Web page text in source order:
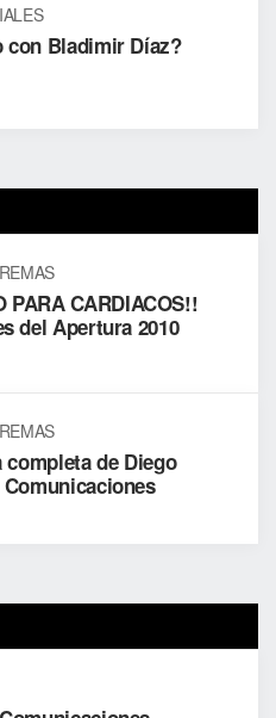
con Bladimir Díaz?
PARA CARDIACOS!!
del Apertura 2010
de Diego